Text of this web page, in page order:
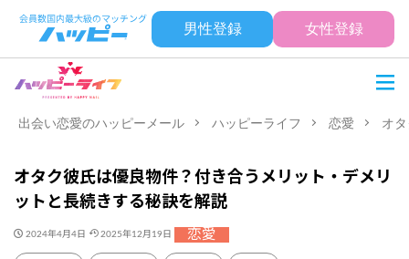
男性登録 女性登録
出会い恋愛のハッピーメール ハッピーライフ 恋愛 オ
オタク彼氏は優良物件？付き合うメリット・デメリ
ットと長続きする秘訣を解説
2024年4月4日 2025年12月19日 恋愛